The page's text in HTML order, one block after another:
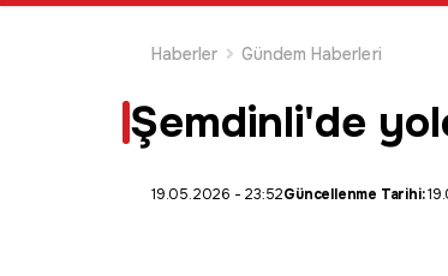
Haberler
Gündem Haberleri
Şemdinli'de
19.05.2026 - 23:52Güncellenme Tarihi: